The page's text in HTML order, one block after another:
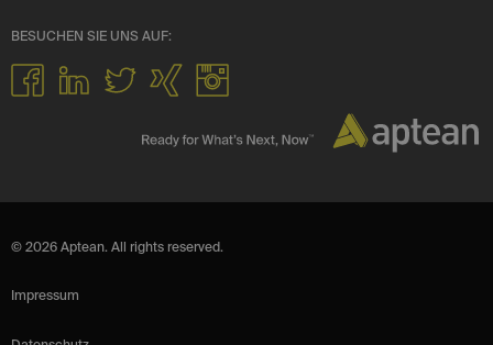
BESUCHEN SIE UNS AUF:
© 2026 Aptean. All rights reserved.
Impressum